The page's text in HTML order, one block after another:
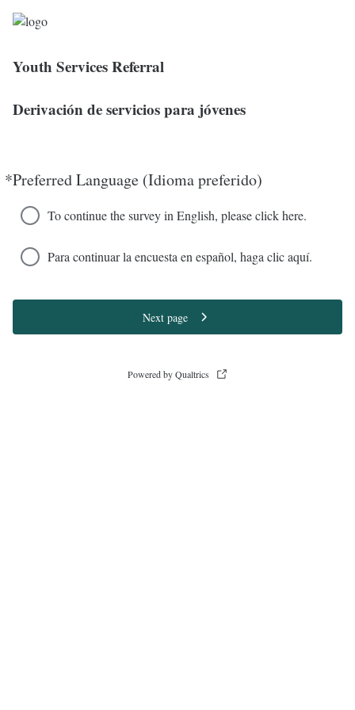
Youth Services Referral
Derivación de servicios para jóvenes
*Preferred Language (Idioma preferido)
Required
To continue the survey in English, please click here.
Para continuar la encuesta en español, haga clic aquí.
Next page
Powered by Qualtrics